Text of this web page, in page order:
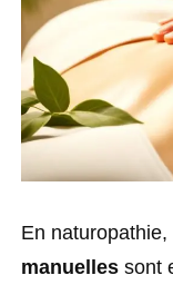
En naturopathie,
manuelles sont